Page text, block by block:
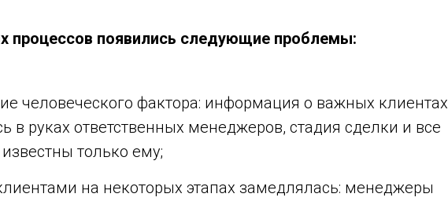
процессов появились следующие проблемы:
человеческого фактора: информация о важных клиентах
в руках ответственных менеджеров, стадия сделки и все
только ему;
на некоторых этапах замедлялась: менеджеры